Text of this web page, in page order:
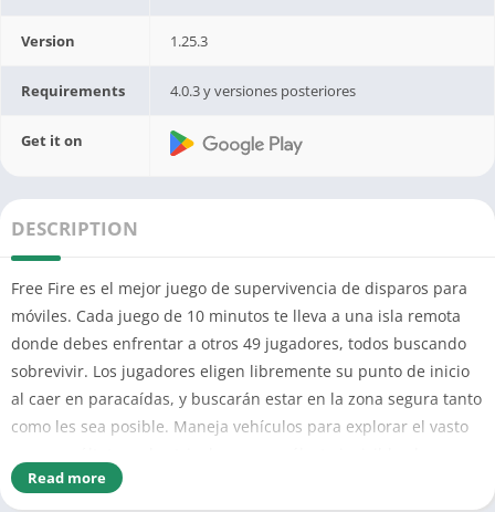
Version 1.25.3
Requirements 4.0.3 y versiones posteriores
Get it on
DESCRIPTION
Free Fire es el mejor juego de supervivencia de disparos para
móviles. Cada juego de 10 minutos te lleva a una isla remota
donde debes enfrentar a otros 49 jugadores, todos buscando
sobrevivir. Los jugadores eligen libremente su punto de inicio
al caer en paracaídas, y buscarán estar en la zona segura tanto
como les sea posible. Maneja vehículos para explorar el vasto
esconderte bajo la maleza. Acecha, caza, sobrevive, sólo hay un
Read more